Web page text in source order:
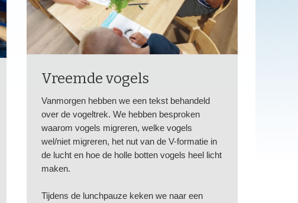
Vreemde vogels
Vanmorgen hebben we een tekst behandeld
over de vogeltrek. We hebben besproken
waarom vogels migreren, welke vogels
wel/niet migreren, het nut van de V-formatie in
de lucht en hoe de holle botten vogels heel licht
maken.
Tijdens de lunchpauze keken we naar een